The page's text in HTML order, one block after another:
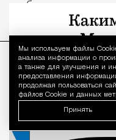
Мы используем файлы
анализа информации о
а также для улучшения и
предоставления
продолжая пользоваться
файлов Cookie и данных
Принять
чтобы записать